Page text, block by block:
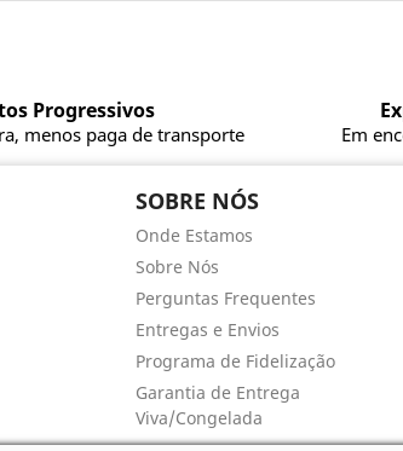
Progressivos
menos paga de transporte Em
SOBRE NÓS
Onde Estamos
Sobre Nós
Perguntas Frequentes
Entregas e Envios
Programa de Fidelização
Garantia de Entrega
Viva/Congelada